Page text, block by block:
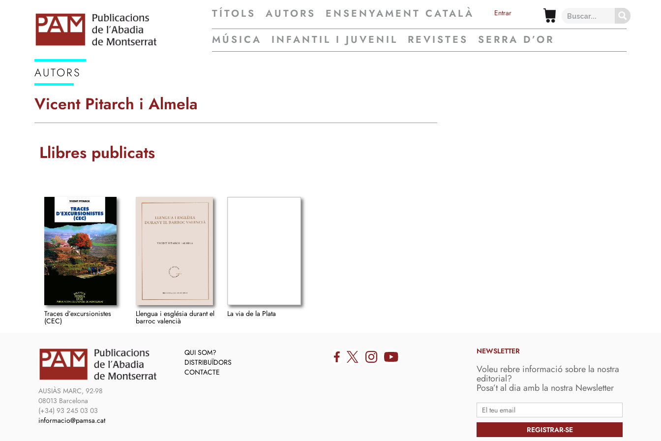
TÍTOLS AUTORS ENSENYAMENT CATALÀ Entrar
MÚSICA INFANTIL I JUVENIL REVISTES SERRA D’OR
AUTORS
Vicent Pitarch i Almela
Llibres publicats
Traces d’excursionistes
(CEC)
Llengua i església durant el
barroc valencià
La via de la Plata
AUSIÀS MARC, 92-98
08013 Barcelona
(+34) 93 245 03 03
informacio@pamsa.cat
QUI SOM?
DISTRIBUÏDORS
CONTACTE
NEWSLETTER
Voleu rebre informació sobre la nostra
editorial?
Posa’t al dia amb la nostra Newsletter